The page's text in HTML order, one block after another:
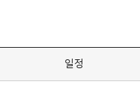
일정